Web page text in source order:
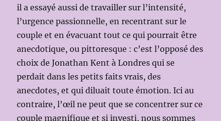
il a essayé aussi de travailler sur l’intensité,
l’urgence passionnelle, en recentrant sur le
couple et en évacuant tout ce qui pourrait être
anecdotique, ou pittoresque : c’est l’opposé des
choix de Jonathan Kent à Londres qui se
perdait dans les petits faits vrais, des
anecdotes, et qui diluait toute émotion. Ici au
contraire, l’œil ne peut que se concentrer sur ce
couple magnifique et si investi, nous sommes